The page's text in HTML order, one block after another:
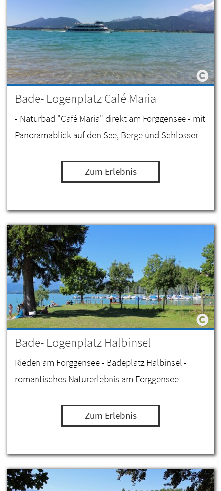
Bade- Logenplatz Café Maria
- Naturbad "Café Maria" direkt am Forggensee - mit
Panoramablick auf den See, Berge und Schlösser
Zum Erlebnis
Bade- Logenplatz Halbinsel
Rieden am Forggensee - Badeplatz Halbinsel -
romantisches Naturerlebnis am Forggensee-
Zum Erlebnis